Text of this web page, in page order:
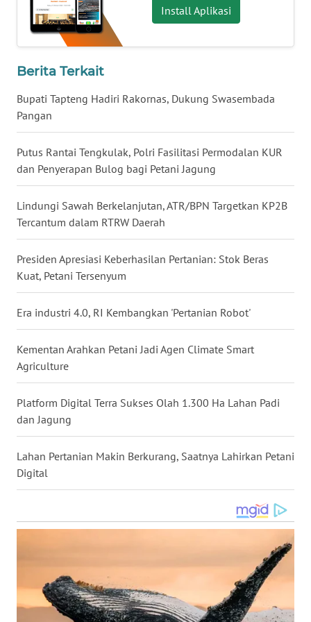
Install Aplikasi
Berita Terkait
Bupati Tapteng Hadiri Rakornas, Dukung Swasembada
Pangan
Putus Rantai Tengkulak, Polri Fasilitasi Permodalan KUR
dan Penyerapan Bulog bagi Petani Jagung
Lindungi Sawah Berkelanjutan, ATR/BPN Targetkan KP2B
Tercantum dalam RTRW Daerah
Presiden Apresiasi Keberhasilan Pertanian: Stok Beras
Kuat, Petani Tersenyum
Era industri 4.0, RI Kembangkan 'Pertanian Robot'
Kementan Arahkan Petani Jadi Agen Climate Smart
Agriculture
Platform Digital Terra Sukses Olah 1.300 Ha Lahan Padi
dan Jagung
Lahan Pertanian Makin Berkurang, Saatnya Lahirkan Petani
Digital
WN
BABEL
WN
WN
WN
BENGKULU
WN
LAMPUNG
WN
JATENG
WN
NUSANTARA
WN
WN
WN
KALTENG